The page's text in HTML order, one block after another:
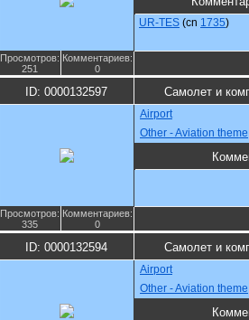
UR-TES (cn 1735)
Просмотров:
251
Комментариев:
0
ID: 0000132597 Самолет и
Airport
Other - Aviation theme
Просмотров:
335
Комментариев:
0
ID: 0000132594 Самолет и
Airport
Other - Aviation theme